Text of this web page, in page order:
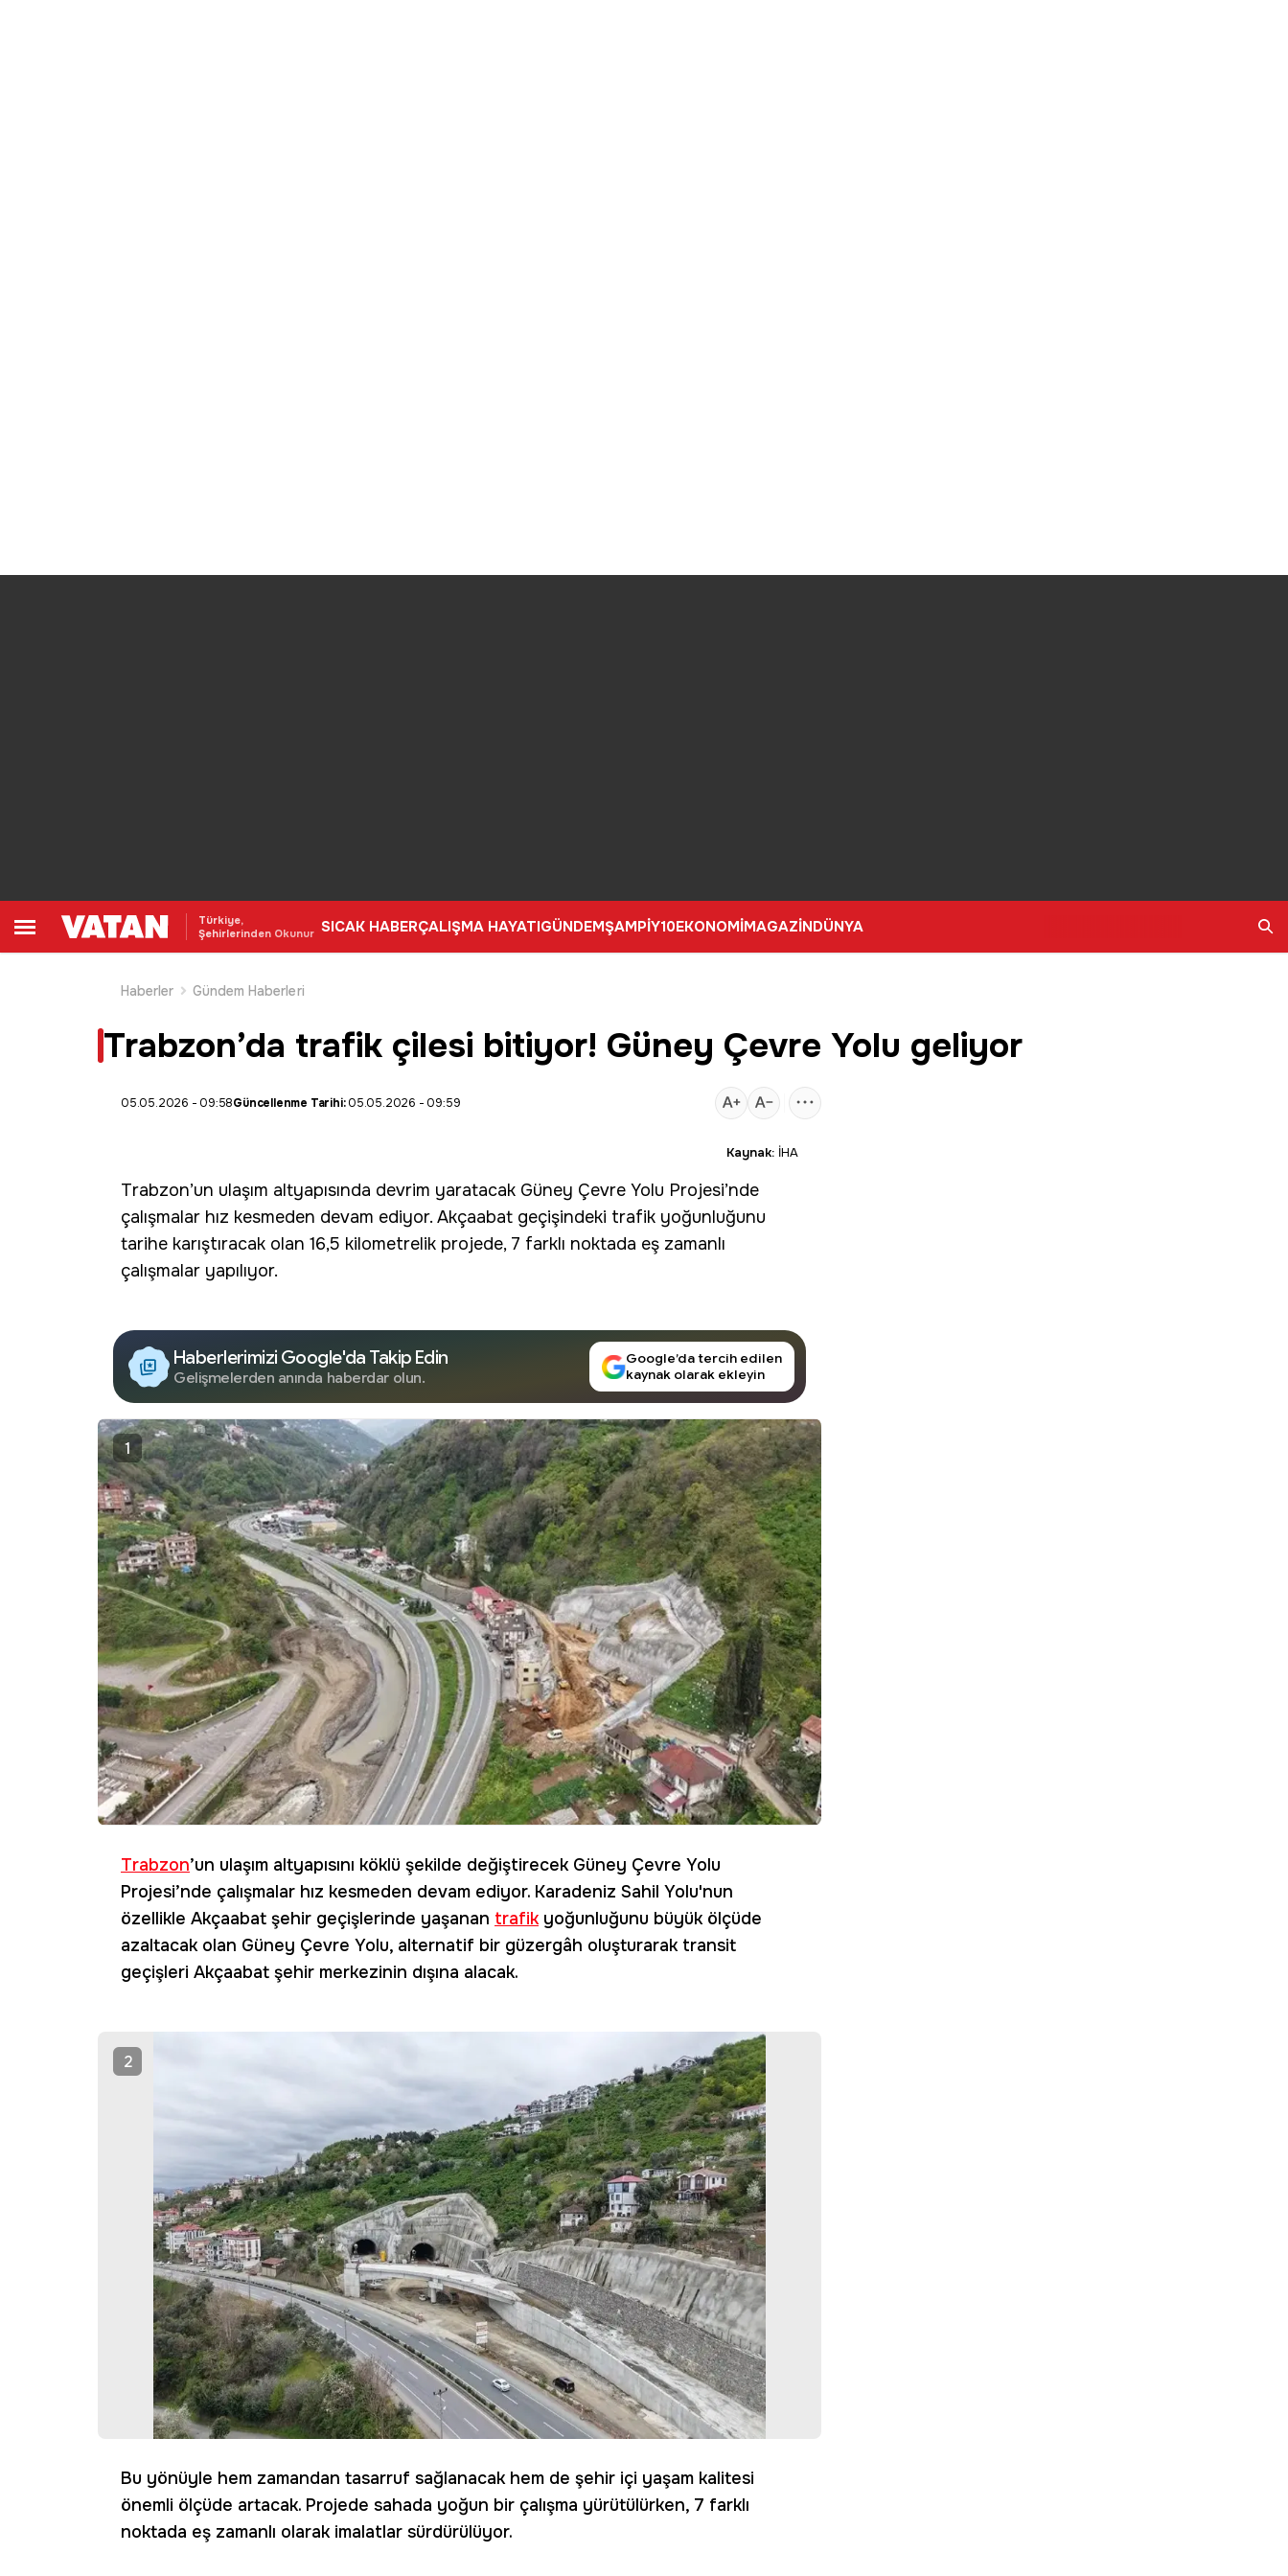
Türkiye,
Şehirlerinden Okunur SICAK HABERÇALIŞMA HAYATIGÜNDEMŞAMPİY10EKONOMİMAGAZİNDÜNYA
Haberler
Gündem Haberleri
Trabzon’da trafik çilesi bitiyor! Güney Çevre Yolu geliyor
05.05.2026 - 09:58Güncellenme Tarihi:05.05.2026 - 09:59
Kaynak: İHA
Trabzon’un ulaşım altyapısında devrim yaratacak Güney Çevre Yolu Projesi’nde
çalışmalar hız kesmeden devam ediyor. Akçaabat geçişindeki trafik yoğunluğunu
tarihe karıştıracak olan 16,5 kilometrelik projede, 7 farklı noktada eş zamanlı
çalışmalar yapılıyor.
Haberlerimizi Google'da Takip Edin
Gelişmelerden anında haberdar olun.
Google’da tercih edilen
kaynak olarak ekleyin
1
Trabzon’un ulaşım altyapısını köklü şekilde değiştirecek Güney Çevre Yolu
Projesi’nde çalışmalar hız kesmeden devam ediyor. Karadeniz Sahil Yolu'nun
özellikle Akçaabat şehir geçişlerinde yaşanan trafikyoğunluğunu büyük ölçüde
azaltacak olan Güney Çevre Yolu, alternatif bir güzergâh oluşturarak transit
geçişleri Akçaabat şehir merkezinin dışına alacak.
2
Bu yönüyle hem zamandan tasarruf sağlanacak hem de şehir içi yaşam kalitesi
önemli ölçüde artacak. Projede sahada yoğun bir çalışma yürütülürken, 7 farklı
noktada eş zamanlı olarak imalatlar sürdürülüyor.